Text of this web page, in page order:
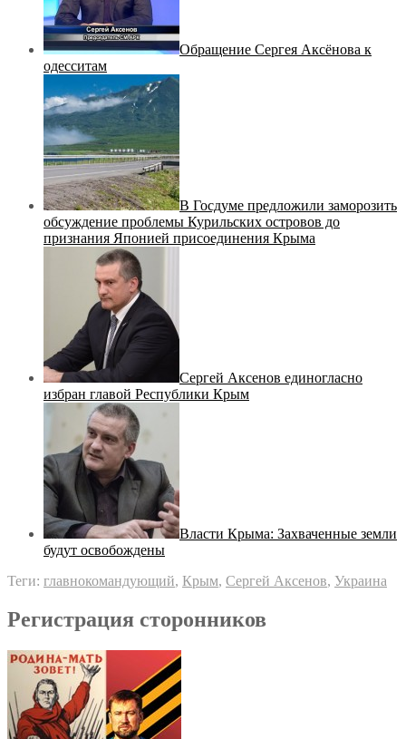
Обращение Сергея Аксёнова к
одесситам
В Госдуме предложили заморозить
обсуждение проблемы Курильских островов до
признания Японией присоединения Крыма
Сергей Аксенов единогласно
избран главой Республики Крым
Власти Крыма: Захваченные земли
будут освобождены
Теги: главнокомандующий, Крым, Сергей Аксенов, Украина
Регистрация сторонников